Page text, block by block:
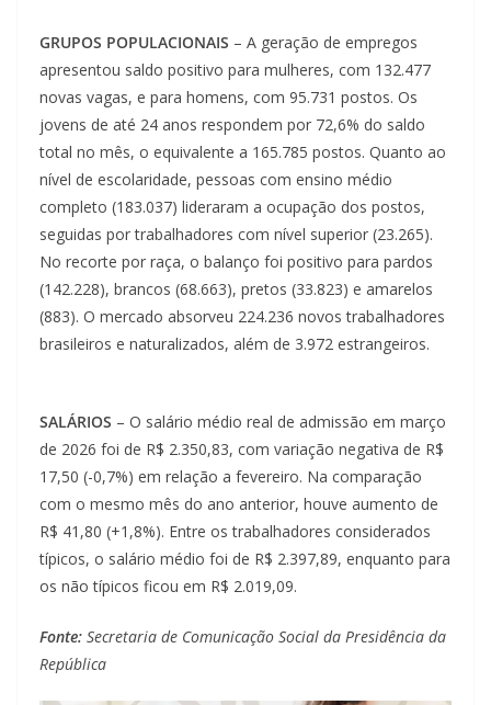
GRUPOS POPULACIONAIS – A geração de empregos
apresentou saldo positivo para mulheres, com 132.477
novas vagas, e para homens, com 95.731 postos. Os
jovens de até 24 anos respondem por 72,6% do saldo
total no mês, o equivalente a 165.785 postos. Quanto ao
nível de escolaridade, pessoas com ensino médio
completo (183.037) lideraram a ocupação dos postos,
seguidas por trabalhadores com nível superior (23.265).
No recorte por raça, o balanço foi positivo para pardos
(142.228), brancos (68.663), pretos (33.823) e amarelos
(883). O mercado absorveu 224.236 novos trabalhadores
brasileiros e naturalizados, além de 3.972 estrangeiros.
SALÁRIOS – O salário médio real de admissão em março
de 2026 foi de R$ 2.350,83, com variação negativa de R$
17,50 (-0,7%) em relação a fevereiro. Na comparação
com o mesmo mês do ano anterior, houve aumento de
R$ 41,80 (+1,8%). Entre os trabalhadores considerados
típicos, o salário médio foi de R$ 2.397,89, enquanto para
os não típicos ficou em R$ 2.019,09.
Fonte: Secretaria de Comunicação Social da Presidência da
República